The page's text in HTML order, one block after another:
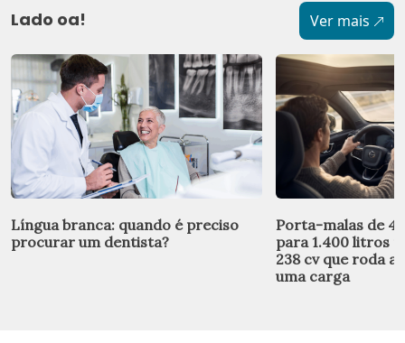
Lado oa! Ver mais
Língua branca: quando é preciso
procurar um dentista?
Porta-malas de
para 1.400 litros
238 cv que roda
uma carga